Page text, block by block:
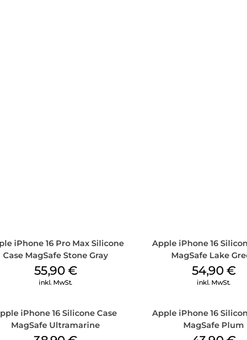
iPhone 16 Pro Max Silicone
Case MagSafe Stone Gray
55,90 €
inkl. MwSt.
Apple iPhone 16
MagSafe Lake
54,90 €
inkl. MwSt.
iPhone 16 Silicone Case
MagSafe Ultramarine
Apple iPhone 16
MagSafe Plum